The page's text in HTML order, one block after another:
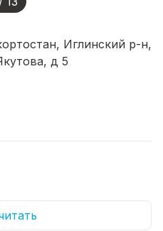
Иглинский р-н,
д 5